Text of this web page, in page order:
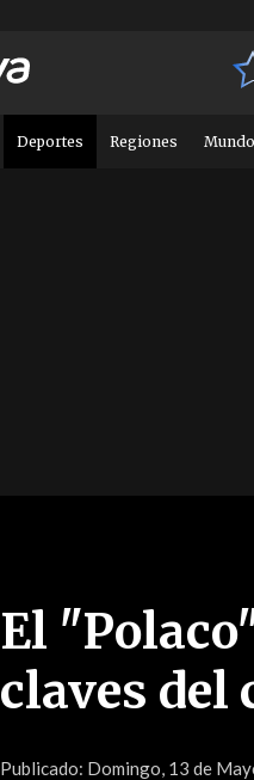
Deportes Regiones Mundo
El
claves
Publicado: Domingo, 13 de